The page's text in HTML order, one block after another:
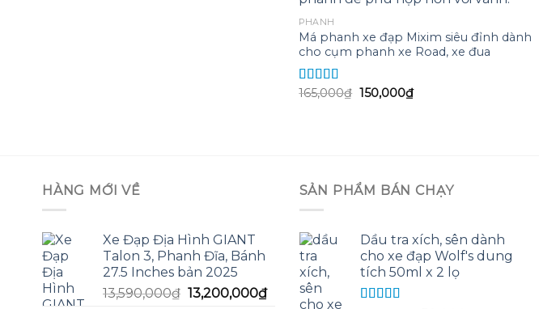
PHANH
Má phanh xe đạp Mixim siêu đỉnh dành
cho cụm phanh xe Road, xe đua
Được xếp
165,000₫ Giá
gốc
150,000₫Giá
hiện
HÀNG MỚI VỀ
Xe Đạp Địa Hình GIANT
Talon 3, Phanh Đĩa, Bánh
27.5 Inches bản 2025
13,590,000₫ Giá
13,200,000₫Giá
SẢN PHẨM BÁN CHẠY
Dầu tra xích, sên dành
cho xe đạp Wolf's dung
tích 50ml x 2 lọ